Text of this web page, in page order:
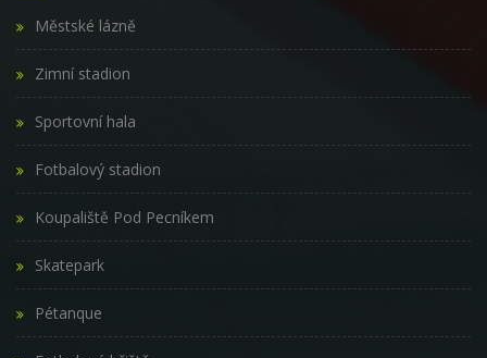
Městské lázně
Zimní stadion
Sportovní hala
Fotbalový stadion
Koupaliště Pod Pecníkem
Skatepark
Pétanque